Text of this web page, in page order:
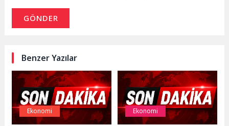
GÖNDER
Benzer Yazılar
Ekonomi Ekonomi